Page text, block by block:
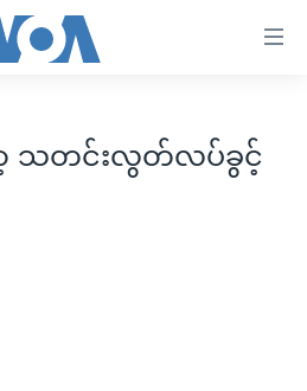
သတင်းလွတ်လပ်ခွင့်